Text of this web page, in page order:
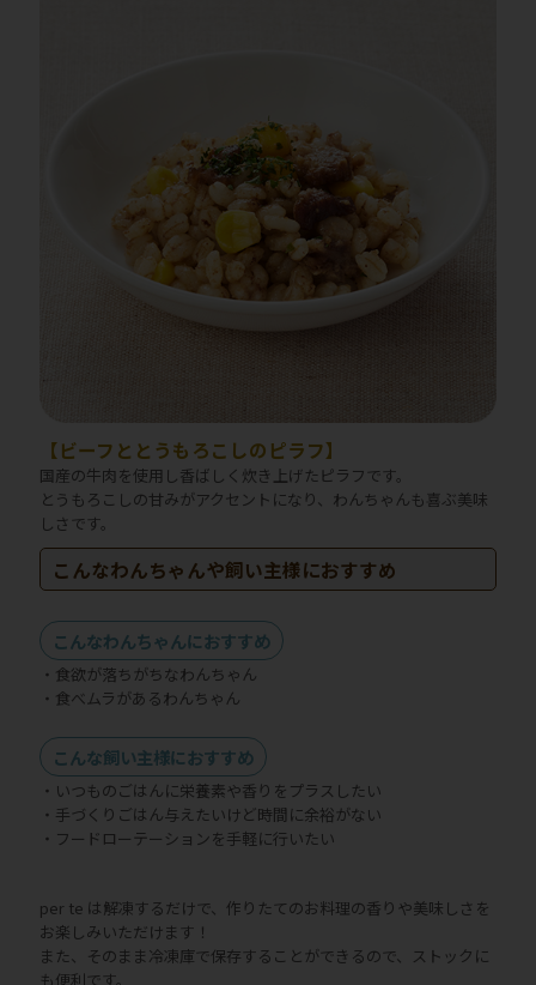
【ビーフととうもろこしのピラフ】
国産の牛肉を使用し香ばしく炊き上げたピラフです。
とうもろこしの甘みがアクセントになり、わんちゃんも喜ぶ美味
しさです。
こんなわんちゃんや飼い主様におすすめ
こんなわんちゃんにおすすめ
・食欲が落ちがちなわんちゃん
・食べムラがあるわんちゃん
こんな飼い主様におすすめ
・いつものごはんに栄養素や香りをプラスしたい
・手づくりごはん与えたいけど時間に余裕がない
・フードローテーションを手軽に行いたい
per te は解凍するだけで、作りたてのお料理の香りや美味しさを
お楽しみいただけます！
また、そのまま冷凍庫で保存することができるので、ストックに
も便利です。